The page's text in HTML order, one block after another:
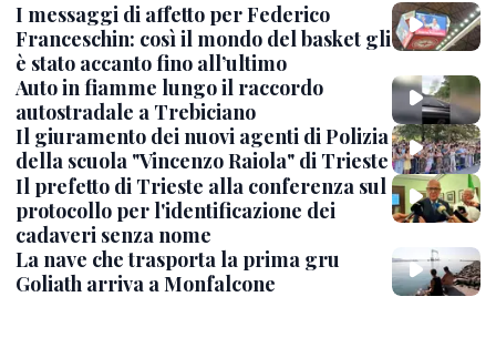
I messaggi di affetto per Federico
Franceschin: così il mondo del basket gli
è stato accanto fino all’ultimo
Auto in fiamme lungo il raccordo
autostradale a Trebiciano
Il giuramento dei nuovi agenti di Polizia
della scuola "Vincenzo Raiola" di Trieste
Il prefetto di Trieste alla conferenza sul
protocollo per l'identificazione dei
cadaveri senza nome
La nave che trasporta la prima gru
Goliath arriva a Monfalcone